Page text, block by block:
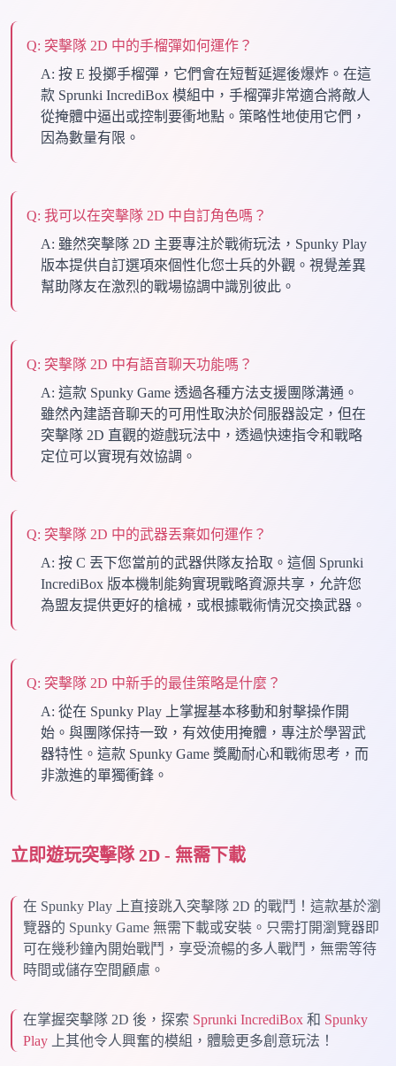
Q: 突擊隊 2D 中的手榴彈如何運作？
A: 按 E 投擲手榴彈，它們會在短暫延遲後爆炸。在這
款 Sprunki IncrediBox 模組中，手榴彈非常適合將敵人
從掩體中逼出或控制要衝地點。策略性地使用它們，
因為數量有限。
Q: 我可以在突擊隊 2D 中自訂角色嗎？
A: 雖然突擊隊 2D 主要專注於戰術玩法，Spunky Play
版本提供自訂選項來個性化您士兵的外觀。視覺差異
幫助隊友在激烈的戰場協調中識別彼此。
Q: 突擊隊 2D 中有語音聊天功能嗎？
A: 這款 Spunky Game 透過各種方法支援團隊溝通。
雖然內建語音聊天的可用性取決於伺服器設定，但在
突擊隊 2D 直觀的遊戲玩法中，透過快速指令和戰略
定位可以實現有效協調。
Q: 突擊隊 2D 中的武器丟棄如何運作？
A: 按 C 丟下您當前的武器供隊友拾取。這個 Sprunki
IncrediBox 版本機制能夠實現戰略資源共享，允許您
為盟友提供更好的槍械，或根據戰術情況交換武器。
Q: 突擊隊 2D 中新手的最佳策略是什麼？
A: 從在 Spunky Play 上掌握基本移動和射擊操作開
始。與團隊保持一致，有效使用掩體，專注於學習武
器特性。這款 Spunky Game 獎勵耐心和戰術思考，而
非激進的單獨衝鋒。
立即遊玩突擊隊 2D - 無需下載
在 Spunky Play 上直接跳入突擊隊 2D 的戰鬥！這款基於瀏
覽器的 Spunky Game 無需下載或安裝。只需打開瀏覽器即
可在幾秒鐘內開始戰鬥，享受流暢的多人戰鬥，無需等待
時間或儲存空間顧慮。
在掌握突擊隊 2D 後，探索 Sprunki IncrediBox 和 Spunky
Play 上其他令人興奮的模組，體驗更多創意玩法！